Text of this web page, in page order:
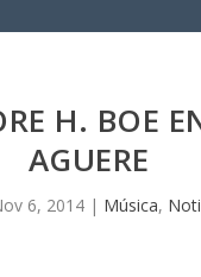
H. BOE
AGUERE
6, 2014| Música,